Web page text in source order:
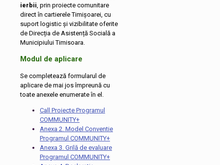
ierbii , prin proiecte comunitare
direct în cartierele Timișoarei, cu
suport logistic și vizibilitate oferite
de Direcția de Asistență Socială a
Municipiului Timisoara.
Modul de aplicare
Se completează formularul de
aplicare de mai jos împreună cu
toate anexele enumerate în el.
Call Proiecte Programul
COMMUNITY+
Anexa 2. Model Conventie
Programul COMMUNITY+
Anexa 3. Grilă de evaluare
Programul COMMUNITY+